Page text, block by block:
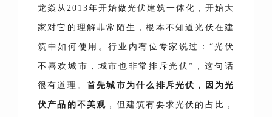
龙焱从2013年开始做光伏建筑一体化，开始大
家对它的理解非常陌生，根本不知道光伏在建
筑中如何使用。行业内有位专家说过：“光伏
不喜欢城市，城市也非常排斥光伏”，这句话
很有道理。首先城市为什么排斥光伏 ，因为光
伏产品的不美观 ，但建筑有要求光伏的占比，